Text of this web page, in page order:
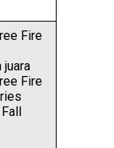
Fire
juara
Fire